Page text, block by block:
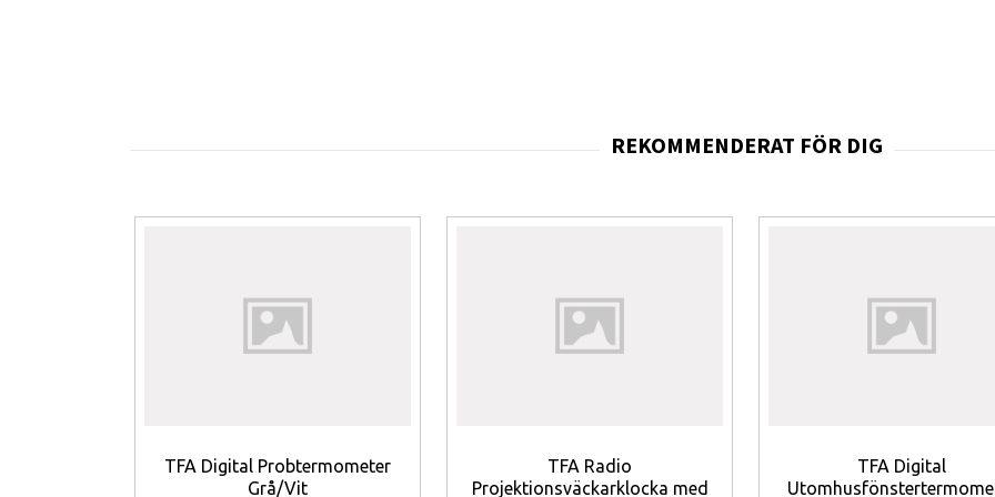
Målgruppen är verksamheter och privatpersoner som behöver en pålitlig, lättavläst klocka för
Radiostyrd tid (DCF77)
— ger sekundexakt tid och automatisk omställning mellan sommar- och
tidvisning.
XL‑display
— extra stor och lättavläst visning vilket gör att tid, datum och klimat kan avläsas på
Alarm med snooze
— grundläggande väckfunktion för påminnelser och larm i arbetsmiljö eller
TFA Digital Probtermometer
Grå/Vit
TFA Radio
Projektionsväckarklocka med
TFA Digital